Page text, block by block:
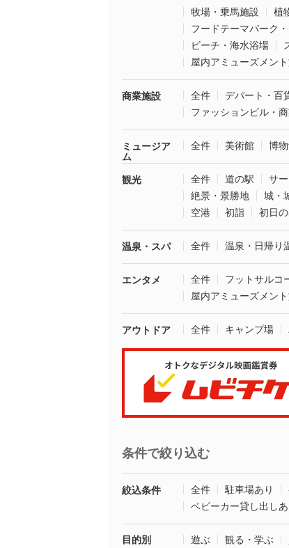
牧場・乗馬施設
植
フードテーマパーク
ビーチ・海水浴場
屋内アミューズメン
商業施設 全件 デパート・百
ファッションビル・
ミュージア
ム
全件 美術館 博
観光 全件 道の駅 サ
絶景・景勝地
城・
空港
初詣 初日
温泉・スパ 全件 温泉・日帰り
エンタメ 全件 フットサルコ
屋内アミューズメン
アウトドア 全件 キャンプ場
条件で絞り込む
絞込条件 全件 駐車場あり
ベビーカー貸し出しあ
目的別 遊ぶ 観る・学ぶ